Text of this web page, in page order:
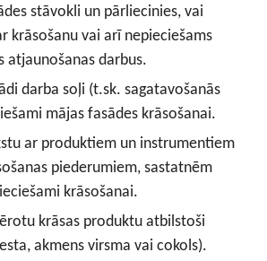
stāvokli un pārliecinies, vai
krāsošanu vai arī nepieciešams
atjaunošanas darbus.
darba soļi (t.sk. sagatavošanās
mājas fasādes krāsošanai.
ar produktiem un instrumentiem
piederumiem, sastatnēm
krāsošanai.
krāsas produktu atbilstoši
akmens virsma vai cokols).